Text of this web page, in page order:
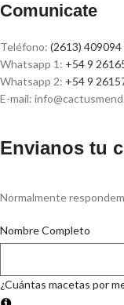
Comunicate
Teléfono: (2613) 409094
Whatsapp 1: +54 9
Whatsapp 2: +54 9
E-mail:
Envianos tu
Normalmente
Nombre Completo
¿Cuántas macetas por